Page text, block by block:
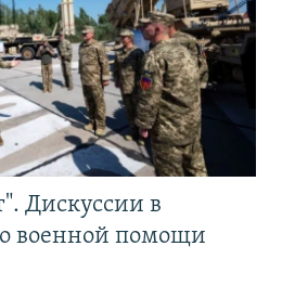
Дискуссии в
военной помощи